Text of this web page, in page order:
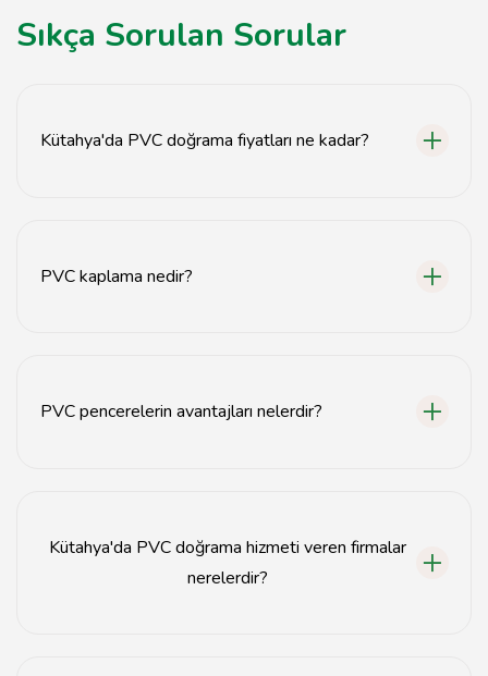
Sıkça Sorulan Sorular
Kütahya'da PVC doğrama fiyatları ne kadar?
PVC kaplama nedir?
PVC pencerelerin avantajları nelerdir?
Kütahya'da PVC doğrama hizmeti veren firmalar
nerelerdir?